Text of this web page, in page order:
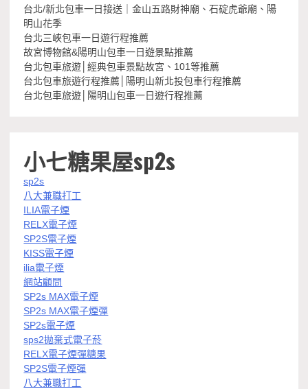
台北/新北包車一日接送｜金山五路財神廟、石碇虎爺廟、陽
明山花季
台北三峽包車一日遊行程推薦
故宮博物館&陽明山包車一日遊景點推薦
台北包車旅遊│經典包車景點故宮、101等推薦
台北包車旅遊行程推薦│陽明山新北投包車行程推薦
台北包車旅遊│陽明山包車一日遊行程推薦
小七糖果屋sp2s
sp2s
八大兼職打工
ILIA電子煙
RELX電子煙
SP2S電子煙
KISS電子煙
ilia電子煙
網站顧問
SP2s MAX電子煙
SP2s MAX電子煙彈
SP2s電子煙
sps2拋棄式電子菸
RELX電子煙彈糖果
SP2S電子煙彈
八大兼職打工